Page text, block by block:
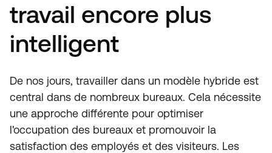
travail encore plus
intelligent
De nos jours, travailler dans un modèle hybride est
central dans de nombreux bureaux. Cela nécessite
une approche différente pour optimiser
l'occupation des bureaux et promouvoir la
satisfaction des employés et des visiteurs. Les